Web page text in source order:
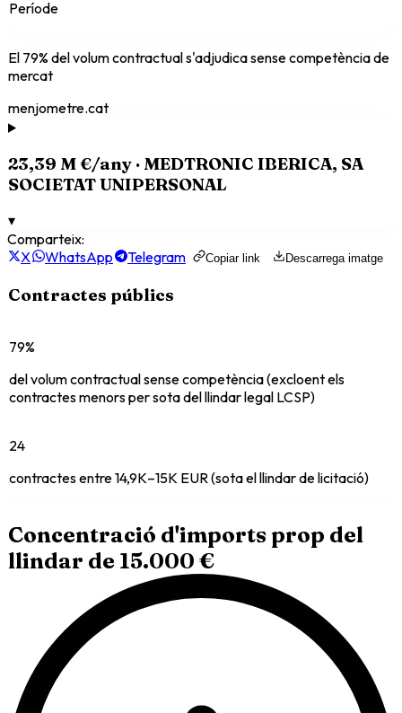
Període
El 79% del volum contractual s'adjudica sense competència de
mercat
menjometre.cat
23,39 M €/any · MEDTRONIC IBERICA, SA
SOCIETAT UNIPERSONAL
▾
Comparteix:
X
WhatsApp Telegram Copiar link Descarrega imatge
Contractes públics
79%
del volum contractual sense competència (excloent els
contractes menors per sota del llindar legal LCSP)
24
contractes entre 14,9K–15K EUR (sota el llindar de licitació)
Concentració d'imports prop del
llindar de 15.000 €